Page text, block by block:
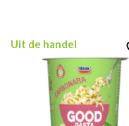
Uit de handel